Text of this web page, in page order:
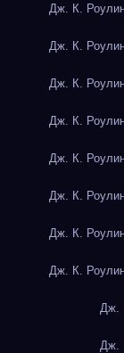
Дж. К.
Дж. К.
Дж. К.
Дж. К.
Дж. К.
Дж. К.
Дж. К.
Дж. К.
Дж.
Дж.